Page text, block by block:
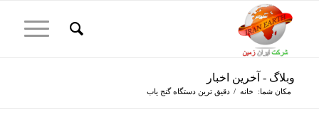
وبلاگ - آخرین اخبار
مکان شما: خانه / دقیق ترین دستگاه گنج یاب